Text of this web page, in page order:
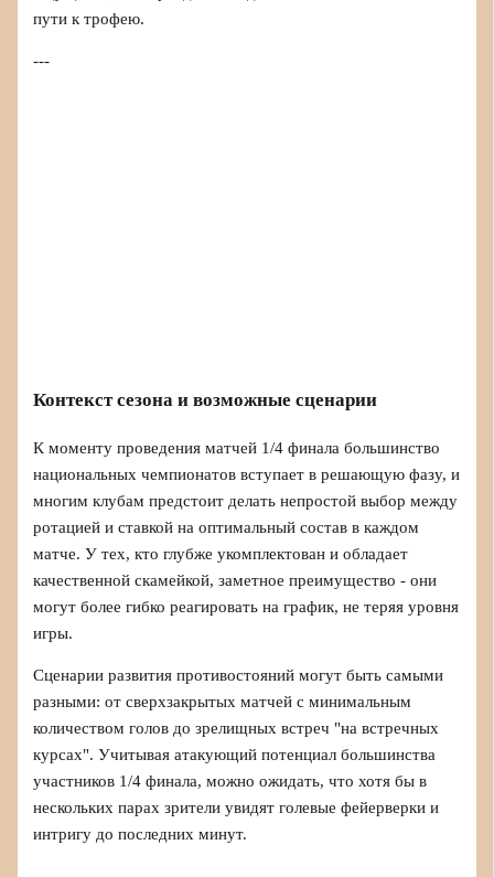
пути к трофею.
---
Контекст сезона и возможные сценарии
К моменту проведения матчей 1/4 финала большинство
национальных чемпионатов вступает в решающую фазу, и
многим клубам предстоит делать непростой выбор между
ротацией и ставкой на оптимальный состав в каждом
матче. У тех, кто глубже укомплектован и обладает
качественной скамейкой, заметное преимущество - они
могут более гибко реагировать на график, не теряя уровня
игры.
Сценарии развития противостояний могут быть самыми
разными: от сверхзакрытых матчей с минимальным
количеством голов до зрелищных встреч "на встречных
курсах". Учитывая атакующий потенциал большинства
участников 1/4 финала, можно ожидать, что хотя бы в
нескольких парах зрители увидят голевые фейерверки и
интригу до последних минут.